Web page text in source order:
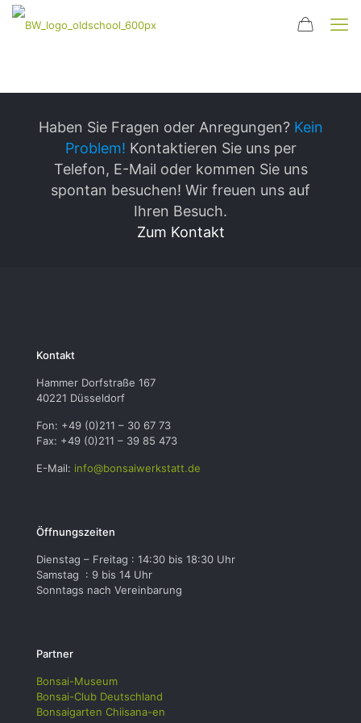
Haben Sie Fragen oder Anregungen? Kein
Problem! Kontaktieren Sie uns per
Telefon, E-Mail oder kommen Sie uns
spontan besuchen! Wir freuen uns auf
Ihren Besuch.
Zum Kontakt
Kontakt
Hammer Dorfstraße 167
40221 Düsseldorf
Fon: +49 (0)211 – 30 67 73
Fax: +49 (0)211 – 39 85 473
E-Mail: info@bonsaiwerkstatt.de
Öffnungszeiten
Dienstag – Freitag : 14:30 bis 18:30 Uhr
Samstag : 9 bis 14 Uhr
Sonntags nach Vereinbarung
Partner
Bonsai-Museum
Bonsai-Club Deutschland
Bonsaigarten Chiisana-en